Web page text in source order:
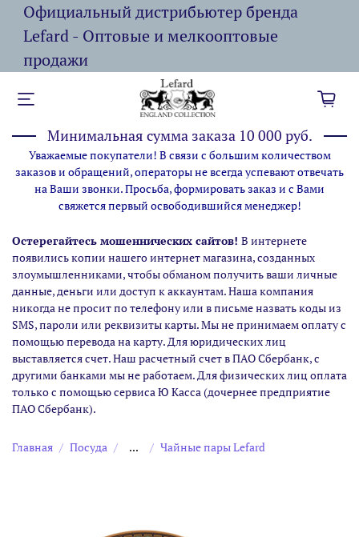
Официальный дистрибьютер бренда
Lefard - Оптовые и мелкооптовые
продажи
Минимальная сумма заказа 10 000 руб.
Уважаемые покупатели! В связи с большим количеством
заказов и обращений, операторы не всегда успевают отвечать
на Ваши звонки. Просьба, формировать заказ и с Вами
свяжется первый освободившийся менеджер!
Остерегайтесь мошеннических сайтов! В интернете
появились копии нашего интернет магазина,созданных
злоумышленниками, чтобы обманом получить ваши личные
данные, деньги или доступ к аккаунтам. Наша компания
никогда не просит по телефону или в письме назвать коды из
SMS, пароли или реквизиты карты. Мы не принимаем оплату с
помощью перевода на карту. Для юридических лиц
выставляется счет. Наш расчетный счет в ПАО Сбербанк, с
другими банками мы не работаем. Для физических лиц оплата
только с помощью сервиса Ю Касса (дочернее предприятие
ПАО Сбербанк).
Главная Посуда ... Чайные пары Lefard